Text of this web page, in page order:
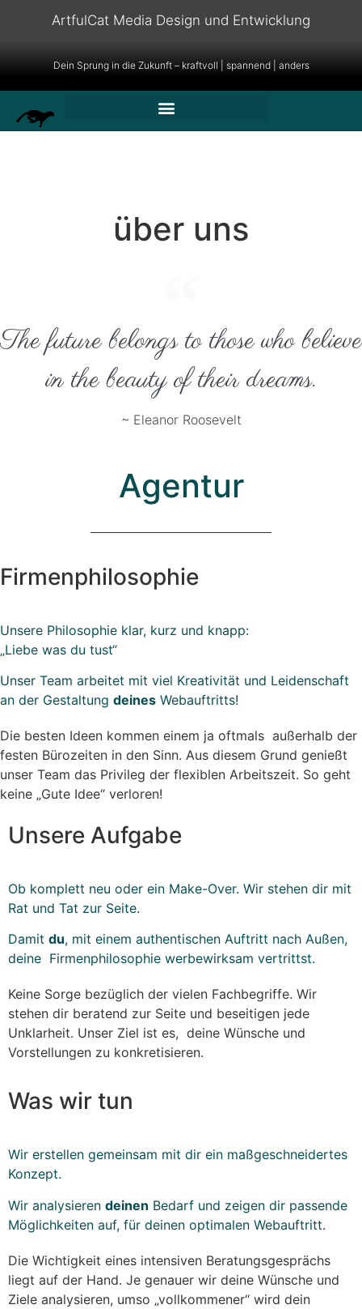
ArtfulCat Media Design und Entwicklung
Dein Sprung in die Zukunft – kraftvoll | spannend | anders
über uns
The future belongs to those who believe
in the beauty of their dreams.
~ Eleanor Roosevelt
Agentur
Firmenphilosophie
Unsere Philosophie klar, kurz und knapp:
„Liebe was du tust“
Unser Team arbeitet mit viel Kreativität und Leidenschaft
an der Gestaltung deines Webauftritts!
Die besten Ideen kommen einem ja oftmals außerhalb der
festen Bürozeiten in den Sinn. Aus diesem Grund genießt
unser Team das Privileg der flexiblen Arbeitszeit. So geht
keine „Gute Idee“ verloren!
Unsere Aufgabe
Ob komplett neu oder ein Make-Over. Wir stehen dir mit
Rat und Tat zur Seite.
Damit du, mit einem authentischen Auftritt nach Außen,
deine Firmenphilosophie werbewirksam vertrittst.
Keine Sorge bezüglich der vielen Fachbegriffe. Wir
stehen dir beratend zur Seite und beseitigen jede
Unklarheit. Unser Ziel ist es, deine Wünsche und
Vorstellungen zu konkretisieren.
Was wir tun
Wir erstellen gemeinsam mit dir ein maßgeschneidertes
Konzept.
Wir analysieren deinen Bedarf und zeigen dir passende
Möglichkeiten auf, für deinen optimalen Webauftritt.
Die Wichtigkeit eines intensiven Beratungsgesprächs
liegt auf der Hand. Je genauer wir deine Wünsche und
Ziele analysieren, umso „vollkommener“ wird dein